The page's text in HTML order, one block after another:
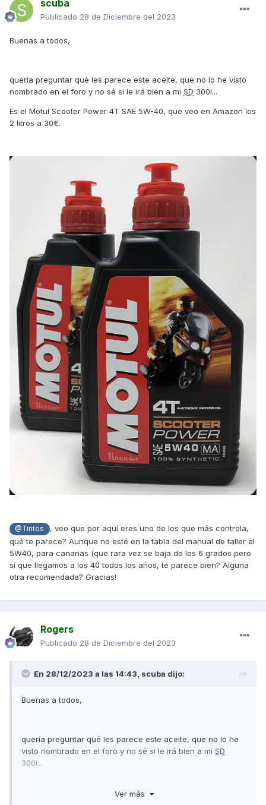
scuba
Publicado 28 de Diciembre del 2023
Buenas a todos,
quería preguntar qué les parece este aceite, que no lo he visto
nombrado en el foro y no sé si le irá bien a mi SD 300i...
Es el Motul Scooter Power 4T SAE 5W-40, que veo en Amazon los
2 litros a 30€.
@Tiritos
, veo que por aquí eres uno de los que más controla,
qué te parece? Aunque no esté en la tabla del manual de taller el
5W40, para canarias (que rara vez se baja de los 6 grados pero
sí que llegamos a los 40 todos los años, te parece bien? Alguna
otra recomendada? Gracias!
Rogers
Publicado 28 de Diciembre del 2023
En 28/12/2023 a las 14:43, scuba dijo:
Buenas a todos,
quería preguntar qué les parece este aceite, que no lo he
visto nombrado en el foro y no sé si le irá bien a mi SD
300i...
los 2 litros a 30€.Ver más